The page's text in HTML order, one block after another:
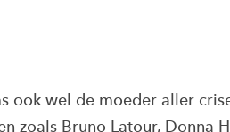
ook wel de moeder aller
zoals Bruno Latour, Donna